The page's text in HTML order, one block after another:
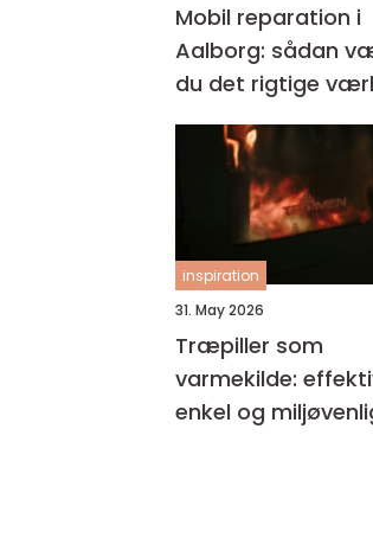
Mobil reparation i
Aalborg: sådan
du det rigtige
inspiration
31. May 2026
Træpiller som
varmekilde:
enkel og